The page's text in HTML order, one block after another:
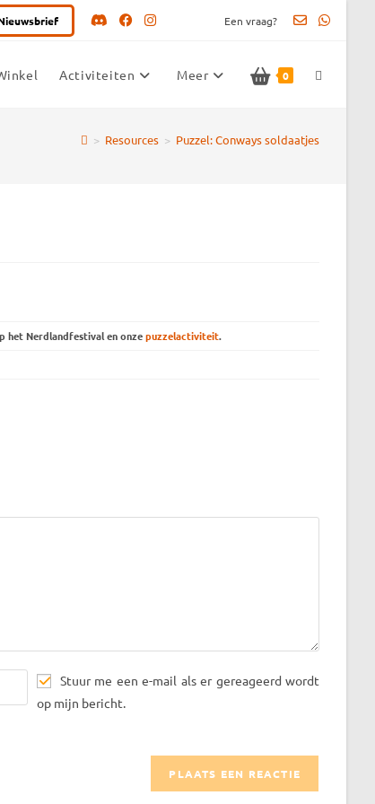
Een vraag?
Activiteiten Meer 0 Toggle
website
> Resources > Puzzel: Conways soldaatjes
het Nerdlandfestival en onzepuzzelactiviteit.
Stuur me een e-mail als er gereageerd wordt
op mijn bericht.